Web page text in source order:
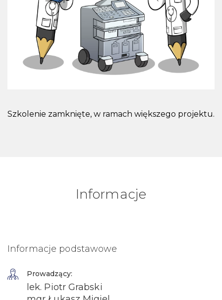
Szkolenie zamknięte, w ramach większego projektu.
Informacje
Informacje podstawowe
Prowadzący:
lek. Piotr Grabski